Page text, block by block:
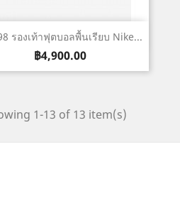
รองเท้าฟุตบอลพื้นเรียบ Nike...
ราคา
฿4,900.00
เปิดหน้าต่างย่อ
1-13 of 13 item(s)